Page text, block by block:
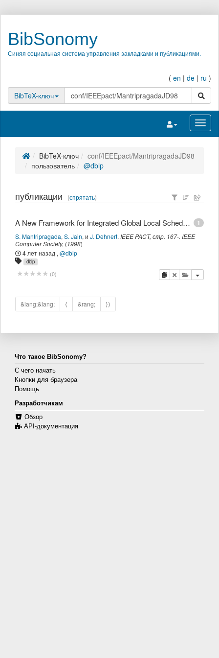
BibSonomy
Синяя социальная система управления закладками и публикациями.
( en | de | ru )
BibTeX-ключ
поиск
Переключить
BibTeX-ключ
conf/IEEEpact/MantripragadaJD98
пользователь
@dblp
публикации (спрятать)
1
A New Framework for Integrated Global Local Scheduling.
S. Mantripragada, S. Jain, и J. Dehnert. IEEE PACT,стр. 167-. IEEE
Computer Society, (1998)
4 лет назад , @dblp
dblp
(0) копировать
удалитьдобавить
&lang;&lang; ⟨ &rang; ⟩⟩
Что такое BibSonomy?
С чего начать
Кнопки для браузера
Помощь
Разработчикам
Обзор
API-документация